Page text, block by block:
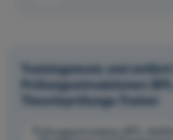
Trainingstests und
Prüfungssimulationen
Theorieprüfungs-Trainer
Prüfungssimulation BPL